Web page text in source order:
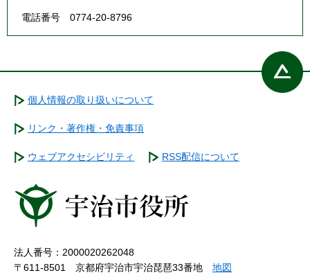
電話番号 0774-20-8796
個人情報の取り扱いについて
リンク・著作権・免責事項
ウェブアクセシビリティ RSS配信について
法人番号：2000020262048
〒611-8501 京都府宇治市宇治琵琶33番地 地図